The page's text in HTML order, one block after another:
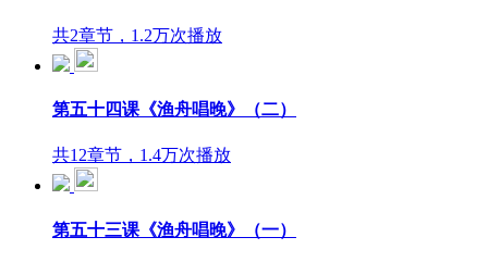
共2章节，1.2万次播放
第五十四课《渔舟唱晚》（二）
共12章节，1.4万次播放
第五十三课《渔舟唱晚》（一）